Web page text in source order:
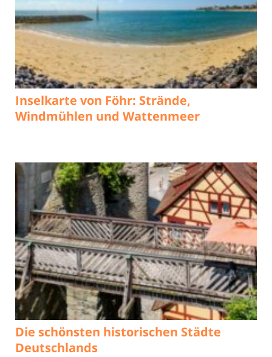
Inselkarte von Föhr: Strände,
Windmühlen und Wattenmeer
Die schönsten historischen Städte
Deutschlands